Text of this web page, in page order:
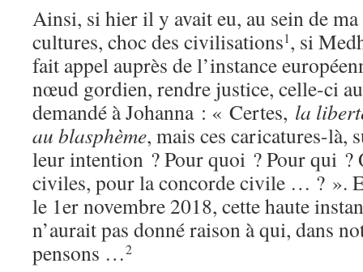
Ainsi, si hier il y avait eu, au sein de ma
cultures, choc des civilisations1, si
fait appel auprès de l’instance
nœud gordien, rendre justice, celle-ci
demandé à Johanna : « Certes, la
au blasphème, mais ces caricatures-là,
leur intention ? Pour quoi ? Pour qui ?
civiles, pour la concorde civile … ? ».
le 1er novembre 2018, cette haute
n’aurait pas donné raison à qui, dans
pensons …2